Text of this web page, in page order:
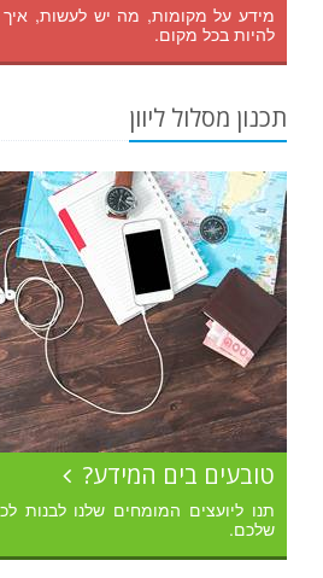
מידע על מקומות, מה יש לעשות, איך
להיות בכל מקום.
תכנון מסלול ליוון
טובעים בים המידע?
תנו ליועצים המומחים שלנו לבנות
שלכם.